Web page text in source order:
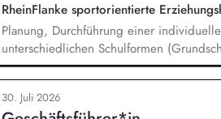
RheinFlanke sportorientierte
Planung, Durchführung einer
unterschiedlichen Schulformen
individuelle Unterstützung eines:einer
Pausenzeiten, Beziehungs- und
Methoden und Strategien mit den
30. Juli 2026